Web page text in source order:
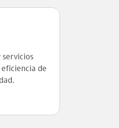
servicios
de